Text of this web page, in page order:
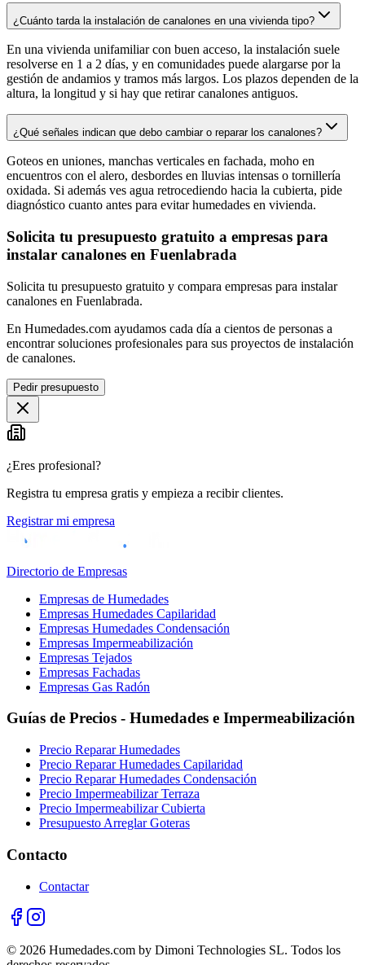
¿Cuánto tarda la instalación de canalones en una vivienda tipo?
En una vivienda unifamiliar con buen acceso, la instalación suele
resolverse en 1 a 2 días, y en comunidades puede alargarse por la
gestión de andamios y tramos más largos. Los plazos dependen de la
altura, la longitud y si hay que retirar canalones antiguos.
¿Qué señales indican que debo cambiar o reparar los canalones?
Goteos en uniones, manchas verticales en fachada, moho en
encuentros con el alero, desbordes en lluvias intensas o tornillería
oxidada. Si además ves agua retrocediendo hacia la cubierta, pide
diagnóstico cuanto antes para evitar humedades en vivienda.
Solicita tu presupuesto gratuito a empresas para
instalar canalones en Fuenlabrada
Solicita tu presupuesto gratuito y compara empresas para instalar
canalones en Fuenlabrada.
En Humedades.com ayudamos cada día a cientos de personas a
encontrar soluciones profesionales para sus proyectos de instalación
de canalones.
Pedir presupuesto
¿Eres profesional?
Registra tu empresa gratis y empieza a recibir clientes.
Registrar mi empresa
Directorio de Empresas
Empresas de Humedades
Empresas Humedades Capilaridad
Empresas Humedades Condensación
Empresas Impermeabilización
Empresas Tejados
Empresas Fachadas
Empresas Gas Radón
Guías de Precios - Humedades e Impermeabilización
Precio Reparar Humedades
Precio Reparar Humedades Capilaridad
Precio Reparar Humedades Condensación
Precio Impermeabilizar Terraza
Precio Impermeabilizar Cubierta
Presupuesto Arreglar Goteras
Contacto
Contactar
© 2026 Humedades.com by Dimoni Technologies SL. Todos los